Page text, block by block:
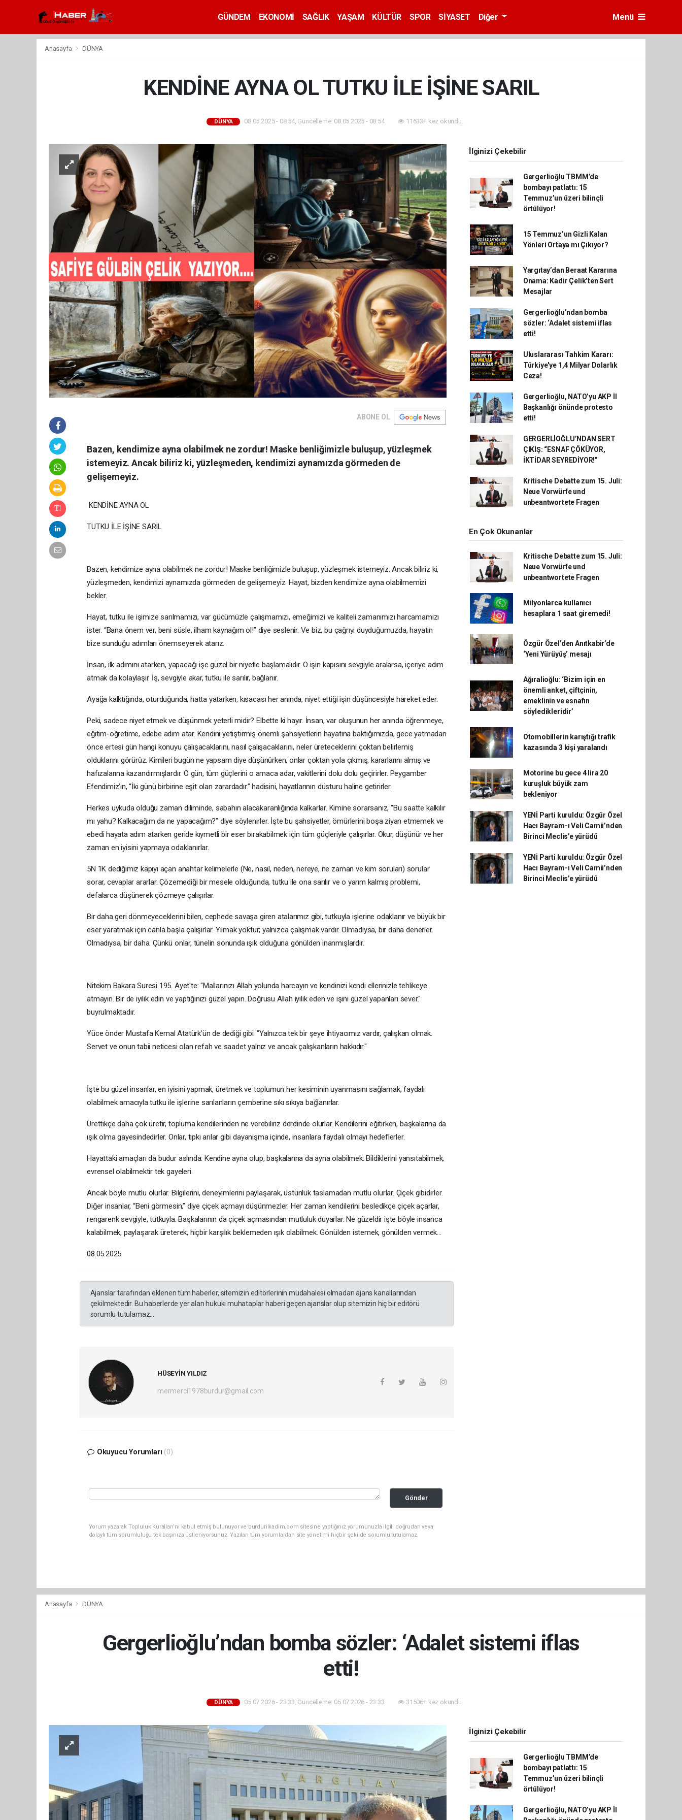
GÜNDEM EKONOMİ SAĞLIK YAŞAM KÜLTÜR SPOR SİYASET Diğer Menü
Anasayfa DÜNYA
KENDİNE AYNA OL TUTKU İLE İŞİNE SARIL
DÜNYA 08.05.2025 - 08:54, Güncelleme: 08.05.2025 - 08:54 11633+ kez okundu.
ABONE OL
Bazen, kendimize ayna olabilmek ne zordur! Maske benliğimizle buluşup, yüzleşmek
istemeyiz. Ancak biliriz ki, yüzleşmeden, kendimizi aynamızda görmeden de
gelişemeyiz.
KENDİNE AYNA OL
TUTKU İLE İŞİNE SARIL
Bazen, kendimize ayna olabilmek ne zordur! Maske benliğimizle buluşup, yüzleşmek istemeyiz. Ancak biliriz ki,
yüzleşmeden, kendimizi aynamızda görmeden de gelişemeyiz. Hayat, bizden kendimize ayna olabilmemizi
bekler.
Hayat, tutku ile işimize sarılmamızı, var gücümüzle çalışmamızı, emeğimizi ve kaliteli zamanımızı harcamamızı
ister. “Bana önem ver, beni süsle, ilham kaynağım ol!” diye seslenir. Ve biz, bu çağrıyı duyduğumuzda, hayatın
bize sunduğu adımları önemseyerek atarız.
İnsan, ilk adımını atarken, yapacağı işe güzel bir niyetle başlamalıdır. O işin kapısını sevgiyle aralarsa, içeriye adım
atmak da kolaylaşır. İş, sevgiyle akar, tutku ile sarılır, bağlanır.
Ayağa kalktığında, oturduğunda, hatta yatarken, kısacası her anında, niyet ettiği işin düşüncesiyle hareket eder.
Peki, sadece niyet etmek ve düşünmek yeterli midir? Elbette ki hayır. İnsan, var oluşunun her anında öğrenmeye,
eğitim-öğretime, edebe adım atar. Kendini yetiştirmiş önemli şahsiyetlerin hayatına baktığımızda, gece yatmadan
önce ertesi gün hangi konuyu çalışacaklarını, nasıl çalışacaklarını, neler üreteceklerini çoktan belirlemiş
olduklarını görürüz. Kimileri bugün ne yapsam diye düşünürken, onlar çoktan yola çıkmış, kararlarını almış ve
hafızalarına kazandırmışlardır. O gün, tüm güçlerini o amaca adar, vakitlerini dolu dolu geçirirler. Peygamber
Efendimiz’in, “İki günü birbirine eşit olan zarardadır.” hadisini, hayatlarının düsturu haline getirirler.
Herkes uykuda olduğu zaman diliminde, sabahın alacakaranlığında kalkarlar. Kimine sorarsanız, “Bu saatte kalkılır
mı yahu? Kalkacağım da ne yapacağım?” diye söylenirler. İşte bu şahsiyetler, ömürlerini boşa ziyan etmemek ve
ebedi hayata adım atarken geride kıymetli bir eser bırakabilmek için tüm güçleriyle çalışırlar. Okur, düşünür ve her
zaman en iyisini yapmaya odaklanırlar.
5N 1K dediğimiz kapıyı açan anahtar kelimelerle (Ne, nasıl, neden, nereye, ne zaman ve kim soruları) sorular
sorar, cevaplar ararlar. Çözemediği bir mesele olduğunda, tutku ile ona sarılır ve o yarım kalmış problemi,
defalarca düşünerek çözmeye çalışırlar.
Bir daha geri dönmeyeceklerini bilen, cephede savaşa giren atalarımız gibi, tutkuyla işlerine odaklanır ve büyük bir
eser yaratmak için canla başla çalışırlar. Yılmak yoktur; yalnızca çalışmak vardır. Olmadıysa, bir daha denerler.
Olmadıysa, bir daha. Çünkü onlar, tünelin sonunda ışık olduğuna gönülden inanmışlardır.
Nitekim Bakara Suresi 195. Ayet'te: "Mallarınızı Allah yolunda harcayın ve kendinizi kendi ellerinizle tehlikeye
atmayın. Bir de iyilik edin ve yaptığınızı güzel yapın. Doğrusu Allah iyilik eden ve işini güzel yapanları sever."
buyrulmaktadır.
Yüce önder Mustafa Kemal Atatürk’ün de dediği gibi: "Yalnızca tek bir şeye ihtiyacımız vardır, çalışkan olmak.
Servet ve onun tabii neticesi olan refah ve saadet yalnız ve ancak çalışkanların hakkıdır."
İşte bu güzel insanlar, en iyisini yapmak, üretmek ve toplumun her kesiminin uyanmasını sağlamak, faydalı
olabilmek amacıyla tutku ile işlerine sarılanların çemberine sıkı sıkıya bağlanırlar.
Ürettikçe daha çok üretir, topluma kendilerinden ne verebiliriz derdinde olurlar. Kendilerini eğitirken, başkalarına da
ışık olma gayesindedirler. Onlar, tıpkı arılar gibi dayanışma içinde, insanlara faydalı olmayı hedeflerler.
Hayattaki amaçları da budur aslında: Kendine ayna olup, başkalarına da ayna olabilmek. Bildiklerini yansıtabilmek,
evrensel olabilmektir tek gayeleri.
Ancak böyle mutlu olurlar. Bilgilerini, deneyimlerini paylaşarak, üstünlük taslamadan mutlu olurlar. Çiçek gibidirler.
Diğer insanlar, “Beni görmesin,” diye çiçek açmayı düşünmezler. Her zaman kendilerini besledikçe çiçek açarlar,
rengarenk sevgiyle, tutkuyla. Başkalarının da çiçek açmasından mutluluk duyarlar. Ne güzeldir işte böyle insanca
kalabilmek, paylaşarak üreterek, hiçbir karşılık beklemeden ışık olabilmek. Gönülden istemek, gönülden vermek...
08.05.2025
Ajanslar tarafından eklenen tüm haberler, sitemizin editörlerinin müdahalesi olmadan ajans kanallarından
çekilmektedir. Bu haberlerde yer alan hukuki muhataplar haberi geçen ajanslar olup sitemizin hiç bir editörü
sorumlu tutulamaz...
HÜSEYİN YILDIZ
mermerci1978burdur@gmail.com
Okuyucu Yorumları (0)
Gönder
Yorum yazarak Topluluk Kuralları’nı kabul etmiş bulunuyor ve burdurilkadim.com sitesine yaptığınız yorumunuzla ilgili doğrudan veya
dolaylı tüm sorumluluğu tek başınıza üstleniyorsunuz. Yazılan tüm yorumlardan site yönetimi hiçbir şekilde sorumlu tutulamaz.
İlginizi Çekebilir
Gergerlioğlu TBMM’de
bombayı patlattı: 15
Temmuz’un üzeri bilinçli
örtülüyor!
15 Temmuz’un Gizli Kalan
Yönleri Ortaya mı Çıkıyor?
Yargıtay’dan Beraat Kararına
Onama: Kadir Çelik’ten Sert
Mesajlar
Gergerlioğlu’ndan bomba
sözler: ‘Adalet sistemi iflas
etti!
Uluslararası Tahkim Kararı:
Türkiye'ye 1,4 Milyar Dolarlık
Ceza!
Gergerlioğlu, NATO’yu AKP İl
Başkanlığı önünde protesto
etti!
GERGERLİOĞLU’NDAN SERT
ÇIKIŞ: “ESNAF ÇÖKÜYOR,
İKTİDAR SEYREDİYOR!”
Kritische Debatte zum 15. Juli:
Neue Vorwürfe und
unbeantwortete Fragen
En Çok Okunanlar
Kritische Debatte zum 15. Juli:
Neue Vorwürfe und
unbeantwortete Fragen
Milyonlarca kullanıcı
hesaplara 1 saat giremedi!
Özgür Özel’den Anıtkabir’de
‘Yeni Yürüyüş’ mesajı
Ağıralioğlu: ‘Bizim için en
önemli anket, çiftçinin,
emeklinin ve esnafın
söyledikleridir’
Otomobillerin karıştığı trafik
kazasında 3 kişi yaralandı
Motorine bu gece 4 lira 20
kuruşluk büyük zam
bekleniyor
YENİ Parti kuruldu: Özgür Özel
Hacı Bayram-ı Veli Camii’nden
Birinci Meclis’e yürüdü
YENİ Parti kuruldu: Özgür Özel
Hacı Bayram-ı Veli Camii’nden
Birinci Meclis’e yürüdü
Anasayfa DÜNYA
Gergerlioğlu’ndan bomba sözler: ‘Adalet sistemi iflas
etti!
DÜNYA 05.07.2026 - 23:33, Güncelleme: 05.07.2026 - 23:33 31506+ kez okundu.
İlginizi Çekebilir
Gergerlioğlu TBMM’de
bombayı patlattı: 15
Temmuz’un üzeri bilinçli
örtülüyor!
Gergerlioğlu, NATO’yu AKP İl